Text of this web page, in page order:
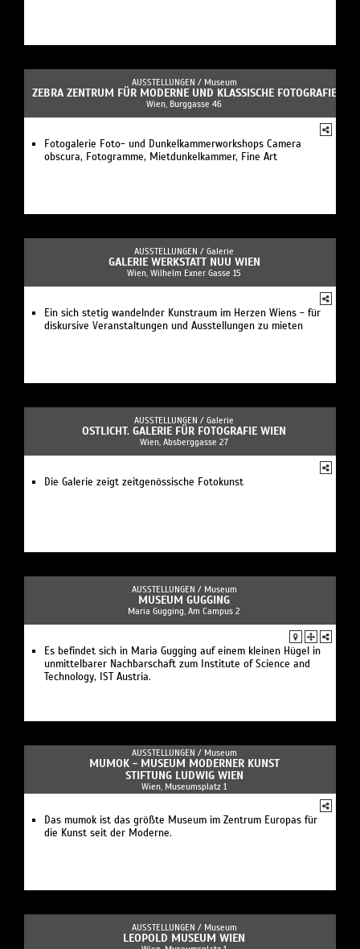
AUSSTELLUNGEN / Museum
ZEBRA ZENTRUM FÜR MODERNE UND KLASSISCHE FOTOGRAFIE
Wien, Burggasse 46
Fotogalerie Foto- und Dunkelkammerworkshops Camera
obscura, Fotogramme, Mietdunkelkammer, Fine Art
AUSSTELLUNGEN / Galerie
GALERIE WERKSTATT NUU WIEN
Wien, Wilhelm Exner Gasse 15
Ein sich stetig wandelnder Kunstraum im Herzen Wiens - für
diskursive Veranstaltungen und Ausstellungen zu mieten
AUSSTELLUNGEN / Galerie
OSTLICHT. GALERIE FÜR FOTOGRAFIE WIEN
Wien, Absberggasse 27
Die Galerie zeigt zeitgenössische Fotokunst
AUSSTELLUNGEN / Museum
MUSEUM GUGGING
Maria Gugging, Am Campus 2
Es befindet sich in Maria Gugging auf einem kleinen Hügel in
unmittelbarer Nachbarschaft zum Institute of Science and
Technology, IST Austria.
AUSSTELLUNGEN / Museum
MUMOK - MUSEUM MODERNER KUNST
STIFTUNG LUDWIG WIEN
Wien, Museumsplatz 1
Das mumok ist das größte Museum im Zentrum Europas für
die Kunst seit der Moderne.
AUSSTELLUNGEN / Museum
LEOPOLD MUSEUM WIEN